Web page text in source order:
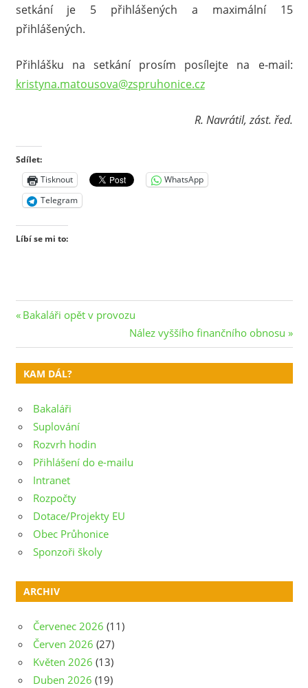
setkání je 5 přihlášených a maximální 15
přihlášených.
Přihlášku na setkání prosím posílejte na e-mail:
kristyna.matousova@zspruhonice.cz
R. Navrátil, zást. řed.
Sdílet:
Tisknout
WhatsApp
Telegram
Líbí se mi to:
Navigace
pro
příspěvek
Previous
Bakaláři opět v provozu
Next
Post:
Nález vyššího finančního obnosu
KAM DÁL?
Bakaláři
Suplování
Rozvrh hodin
Přihlášení do e-mailu
Intranet
Rozpočty
Dotace/Projekty EU
Obec Průhonice
Sponzoři školy
ARCHIV
Červenec 2026 (11)
Červen 2026 (27)
Květen 2026 (13)
Duben 2026 (19)